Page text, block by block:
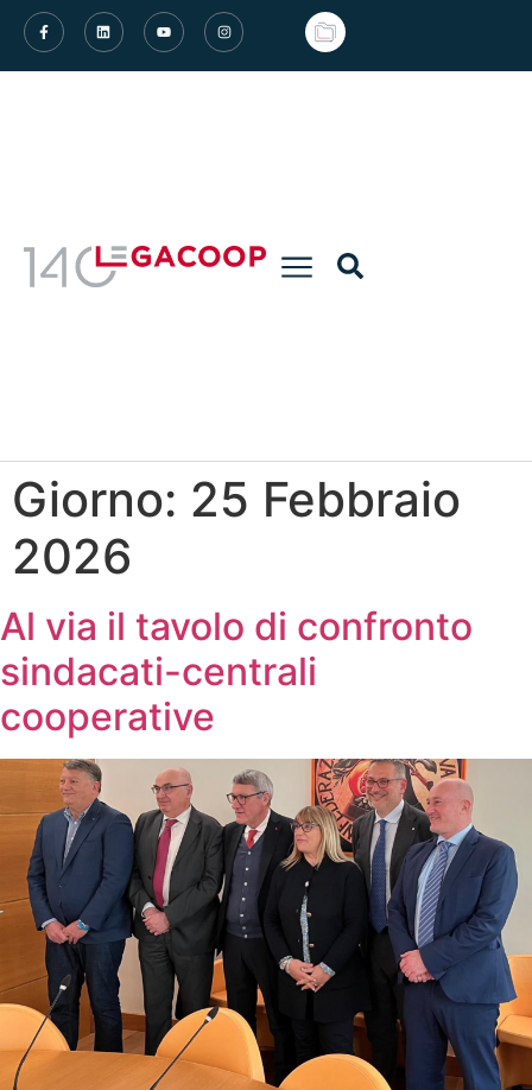
Giorno: 25 Febbraio
2026
Al via il tavolo di confronto
sindacati-centrali
cooperative